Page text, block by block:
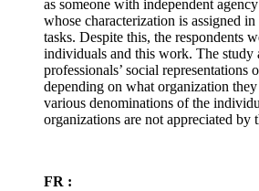
as someone with independent
whose characterization is assigned
tasks. Despite this, the respondents
individuals and this work. The study
professionals’ social representations
depending on what organization
various denominations of the
organizations are not appreciated by
FR :